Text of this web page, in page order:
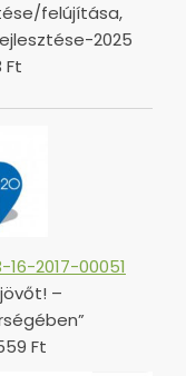
felújítása,
2025
Ft
16-2017-00051
–
Ft